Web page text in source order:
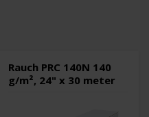
Rauch PRC 140N 140
g/m², 24" x 30 meter